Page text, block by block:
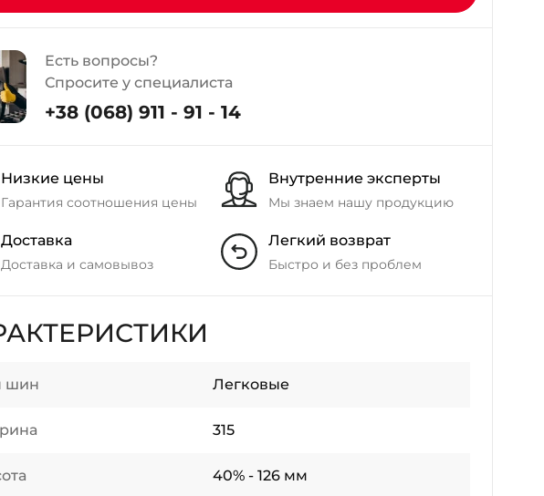
Есть вопросы?
Спросите у специалиста
+38 (068) 911 - 91 - 14
Низкие цены
Гарантия соотношения цены
Внутренние эксперты
Мы знаем нашу продукцию
Доставка
Доставка и самовывоз
Легкий возврат
Быстро и без проблем
шин Легковые
315
40% - 126 мм